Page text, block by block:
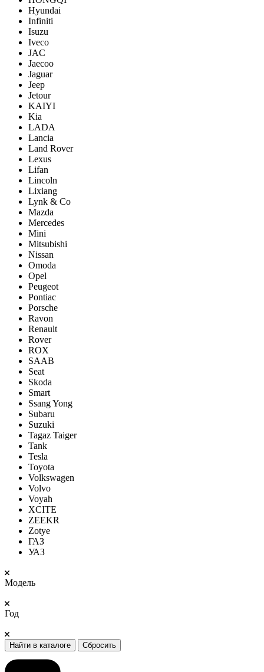
Hyundai
Infiniti
Isuzu
Iveco
JAC
Jaecoo
Jaguar
Jeep
Jetour
KAIYI
Kia
LADA
Lancia
Land Rover
Lexus
Lifan
Lincoln
Lixiang
Lynk & Co
Mazda
Mercedes
Mini
Mitsubishi
Nissan
Omoda
Opel
Peugeot
Pontiac
Porsсhe
Ravon
Renault
Rover
ROX
SAAB
Seat
Skoda
Smart
Ssang Yong
Subaru
Suzuki
Tagaz Taiger
Tank
Tesla
Toyota
Volkswagen
Volvo
Voyah
XCITE
ZEEKR
Zotye
ГАЗ
УАЗ
Модель
Год
Найти в каталоге Сбросить